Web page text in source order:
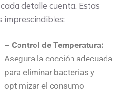
detalle cuenta. Estas
imprescindibles:
– Control de Temperatura:
Asegura la cocción adecuada
para eliminar bacterias y
optimizar el consumo